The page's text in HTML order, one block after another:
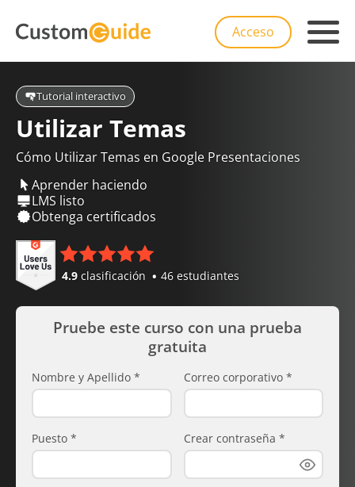
Acceso
Tutorial interactivo
Utilizar Temas
Cómo Utilizar Temas en Google Presentaciones
Aprender haciendo
LMS listo
Obtenga certificados
4.9 clasificación 46 estudiantes
Pruebe este curso con una prueba
gratuita
Nombre y Apellido * Correo corporativo *
Puesto * Crear contraseña *